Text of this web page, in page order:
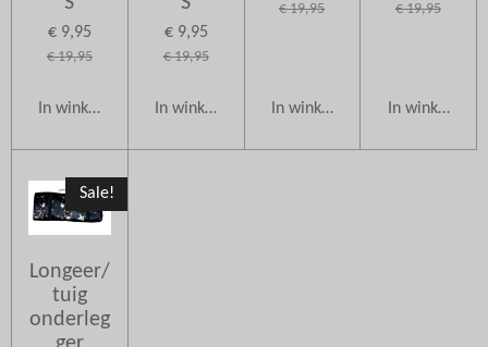
€ 9,95
€ 19,95
In winkelwagen
€ 9,95
€ 19,95
In winkelwagen
€ 19,95
In winkelwagen
€ 19,95
In
Sale!
Longeer/
tuig
onderleg